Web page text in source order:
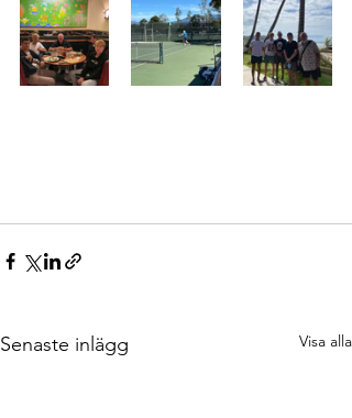
Senaste inlägg Visa alla